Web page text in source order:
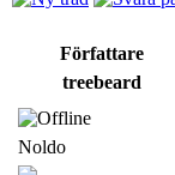
Författare
treebeard
Noldo